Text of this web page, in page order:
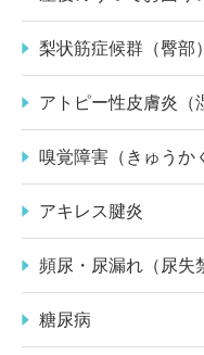
梨状筋症候群（臀部
アトピー性皮膚炎（
嗅覚障害（きゅうか
アキレス腱炎
頻尿・尿漏れ（尿失
糖尿病